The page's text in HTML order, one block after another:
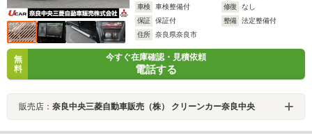
車検
車検整備付 修復
なし
保証
保証付 整備
法定整備付
住所
奈良県奈良市
無
料
今すぐ在庫確認・見積依頼
電話する
販売店： 奈良中央三菱自動車販売（株） クリーンカー奈良中央